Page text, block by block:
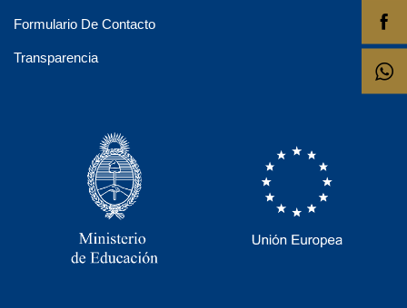
Formulario De Contacto
Transparencia